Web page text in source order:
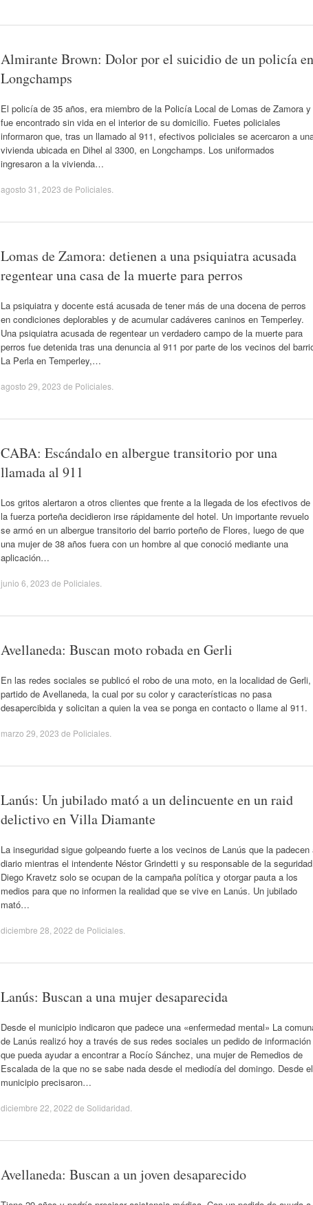
Almirante Brown: Dolor por el suicidio de un policía en
Longchamps
El policía de 35 años, era miembro de la Policía Local de Lomas de Zamora y
fue encontrado sin vida en el interior de su domicilio. Fuetes policiales
informaron que, tras un llamado al 911, efectivos policiales se acercaron a
vivienda ubicada en Dihel al 3300, en Longchamps. Los uniformados
ingresaron a la vivienda…
agosto 31, 2023 de Policiales
Lomas de Zamora: detienen a una psiquiatra acusada
regentear una casa de la muerte para perros
La psiquiatra y docente está acusada de tener más de una docena de perros
en condiciones deplorables y de acumular cadáveres caninos en Temperley.
Una psiquiatra acusada de regentear un verdadero campo de la muerte para
perros fue detenida tras una denuncia al 911 por parte de los vecinos del
La Perla en Temperley,…
agosto 29, 2023 de Policiales
CABA: Escándalo en albergue transitorio por una
llamada al 911
Los gritos alertaron a otros clientes que frente a la llegada de los efectivos de
la fuerza porteña decidieron irse rápidamente del hotel. Un importante revuelo
se armó en un albergue transitorio del barrio porteño de Flores, luego de que
una mujer de 38 años fuera con un hombre al que conoció mediante una
aplicación…
junio 6, 2023 de Policiales
Avellaneda: Buscan moto robada en Gerli
En las redes sociales se publicó el robo de una moto, en la localidad de Gerli,
partido de Avellaneda, la cual por su color y características no pasa
desapercibida y solicitan a quien la vea se ponga en contacto o llame al 911.
marzo 29, 2023 de Policiales
Lanús: Un jubilado mató a un delincuente en un raid
delictivo en Villa Diamante
La inseguridad sigue golpeando fuerte a los vecinos de Lanús que la padecen
diario mientras el intendente Néstor Grindetti y su responsable de la seguridad
Diego Kravetz solo se ocupan de la campaña política y otorgar pauta a los
medios para que no informen la realidad que se vive en Lanús. Un jubilado
mató…
diciembre 28, 2022 de Policiales
Lanús: Buscan a una mujer desaparecida
Desde el municipio indicaron que padece una «enfermedad mental» La
de Lanús realizó hoy a través de sus redes sociales un pedido de información
que pueda ayudar a encontrar a Rocío Sánchez, una mujer de Remedios de
Escalada de la que no se sabe nada desde el mediodía del domingo. Desde el
municipio precisaron…
diciembre 22, 2022 de Solidaridad
Avellaneda: Buscan a un joven desaparecido